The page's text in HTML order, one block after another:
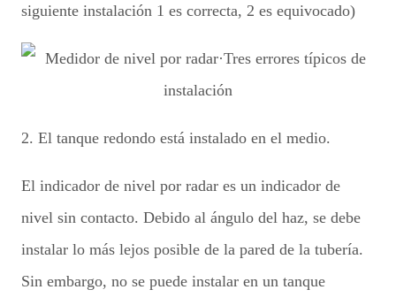
siguiente instalación 1 es correcta, 2 es equivocado)
2. El tanque redondo está instalado en el medio.
El indicador de nivel por radar es un indicador de
nivel sin contacto. Debido al ángulo del haz, se debe
instalar lo más lejos posible de la pared de la tubería.
Sin embargo, no se puede instalar en un tanque